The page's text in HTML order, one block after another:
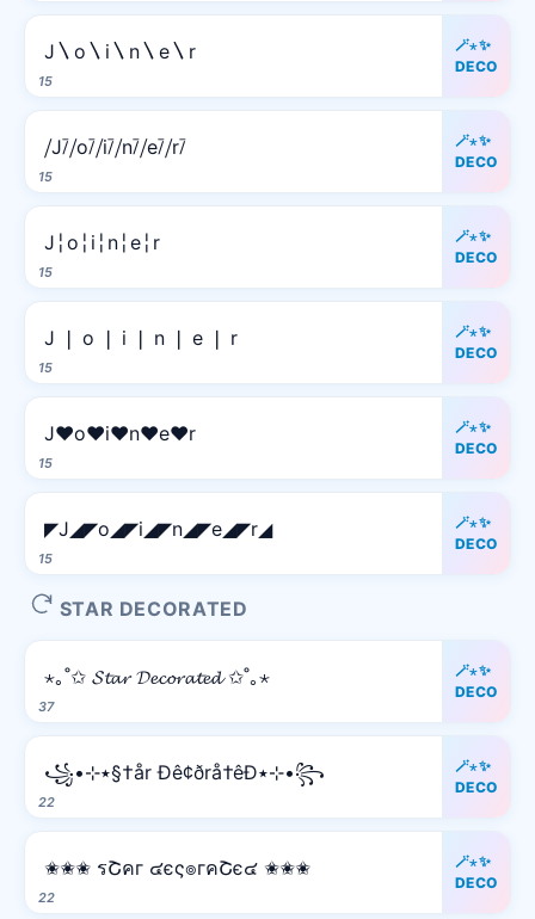
15
J〵o〵i〵n〵e〵r
🪄⋆✨
DECO
15
⧸J⧶⧸o⧶⧸i⧶⧸n⧶⧸e⧶⧸r⧶
🪄⋆✨
DECO
15
J╎o╎i╎n╎e╎r
🪄⋆✨
DECO
15
J ❘ o ❘ i ❘ n ❘ e ❘ r
🪄⋆✨
DECO
15
J♥o♥i♥n♥e♥r
🪄⋆✨
DECO
15
◤J◢◤o◢◤i◢◤n◢◤e◢◤r◢
🪄⋆✨
DECO
STAR DECORATED
37
⋆｡˚✩ 𝓢𝓽𝓪𝓻 𝓓𝓮𝓬𝓸𝓻𝓪𝓽𝓮𝓭 ✩˚｡⋆
🪄⋆✨
DECO
22
꧁•⊹٭§†år Ðê¢ðrå†êÐ٭⊹•꧂
🪄⋆✨
DECO
22
✬✬✬ รՇคг ๔єς๏гคՇє๔ ✬✬✬
🪄⋆✨
DECO